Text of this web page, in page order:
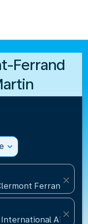
Ferrand
expand_more
Ferrand
close
close